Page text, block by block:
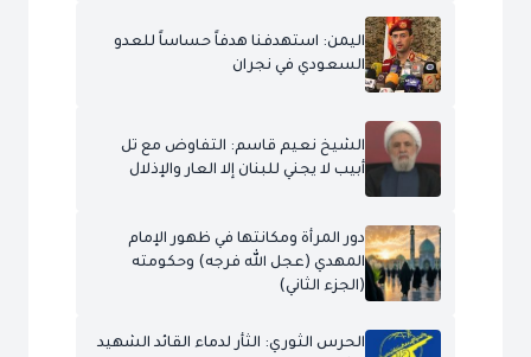
اليمن: استهدفنا هدفاً حساساً للعدو
السعودي في نجران
الشيخ نعيم قاسم: التفاوض مع تل
أبيب لا يجني للبنان إلا العار والإذلال
دور المرأة ومكانتها في ظهور الإمام
المهدي (عجل الله فرجه) وحكومته
(الجزء الثاني)
الحرس الثوري: الثأر لدماء القائد الشهيد